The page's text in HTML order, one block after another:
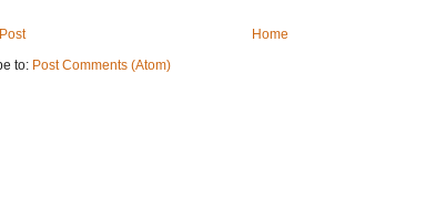
Home
to: Post Comments (Atom)